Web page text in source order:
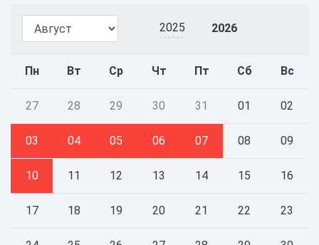
2025 2026
Пн Вт Ср Чт Пт Сб Вс
27 28 29 30 31 01 02
03 04 05 06 07 08 09
10 11 12 13 14 15 16
17 18 19 20 21 22 23